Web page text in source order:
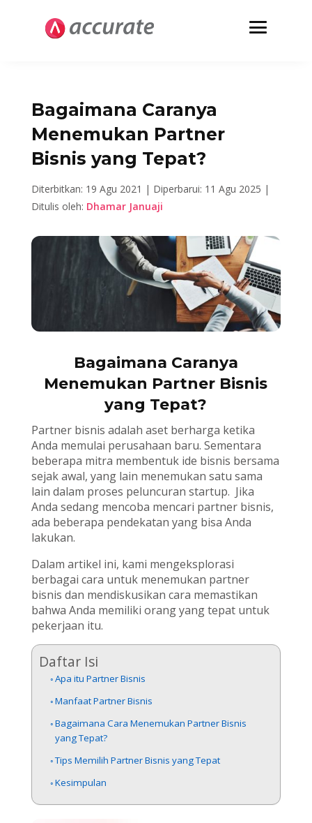
Bagaimana Caranya
Menemukan Partner
Bisnis yang Tepat?
Diterbitkan: 19 Agu 2021 | Diperbarui: 11 Agu 2025 |
Ditulis oleh: Dhamar Januaji
Bagaimana Caranya
Menemukan Partner Bisnis
yang Tepat?
Partner bisnis adalah aset berharga ketika
Anda memulai perusahaan baru. Sementara
beberapa mitra membentuk ide bisnis bersama
sejak awal, yang lain menemukan satu sama
lain dalam proses peluncuran startup. Jika
Anda sedang mencoba mencari partner bisnis,
ada beberapa pendekatan yang bisa Anda
lakukan.
Dalam artikel ini, kami mengeksplorasi
berbagai cara untuk menemukan partner
bisnis dan mendiskusikan cara memastikan
bahwa Anda memiliki orang yang tepat untuk
pekerjaan itu.
Daftar Isi
Apa itu Partner Bisnis
Manfaat Partner Bisnis
Bagaimana Cara Menemukan Partner Bisnis
yang Tepat?
Tips Memilih Partner Bisnis yang Tepat
Kesimpulan